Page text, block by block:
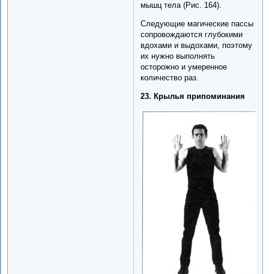
мышц тела (Рис. 164).
Следующие магические пассы
сопровождаются глубокими
вдохами и выдохами, поэтому
их нужно выполнять
осторожно и умеренное
количество раз.
23. Крылья припоминания